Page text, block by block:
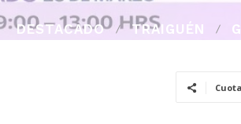
DESTACADO TRAIGUÉN
Cuota